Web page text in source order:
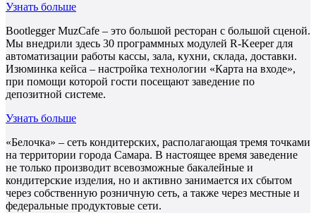
Узнать больше
Bootlegger MuzCafe – это большой ресторан с большой сценой.
Мы внедрили здесь 30 программных модулей R-Keeper для
автоматизации работы кассы, зала, кухни, склада, доставки.
Изюминка кейса – настройка технологии «Карта на входе»,
при помощи которой гости посещают заведение по
депозитной системе.
Узнать больше
«Белочка» – сеть кондитерских, располагающая тремя точками
на территории города Самара. В настоящее время заведение
не только производит всевозможные бакалейные и
кондитерские изделия, но и активно занимается их сбытом
через собственную розничную сеть, а также через местные и
федеральные продуктовые сети.